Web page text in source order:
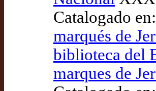
Catalogado en:
marqués de
biblioteca del
marques de